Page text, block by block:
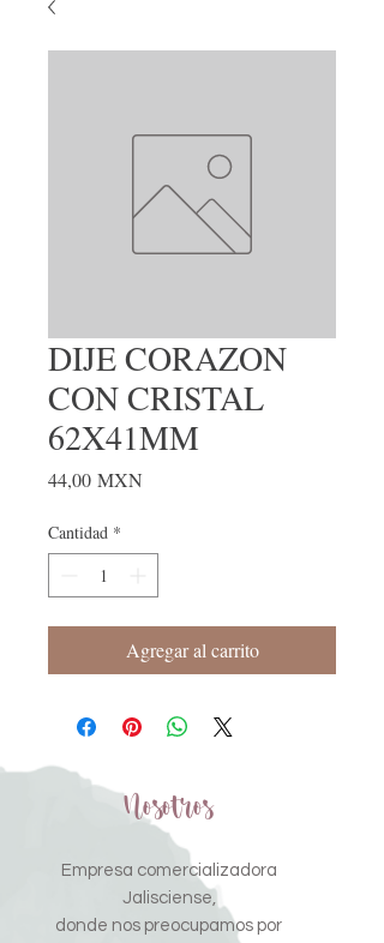
DIJE CORAZON
CON CRISTAL
62X41MM
44,00 MXN
Cantidad *
Agregar al carrito
Nosotros
Empresa comercializadora
Jalisciense,
donde nos preocupamos por